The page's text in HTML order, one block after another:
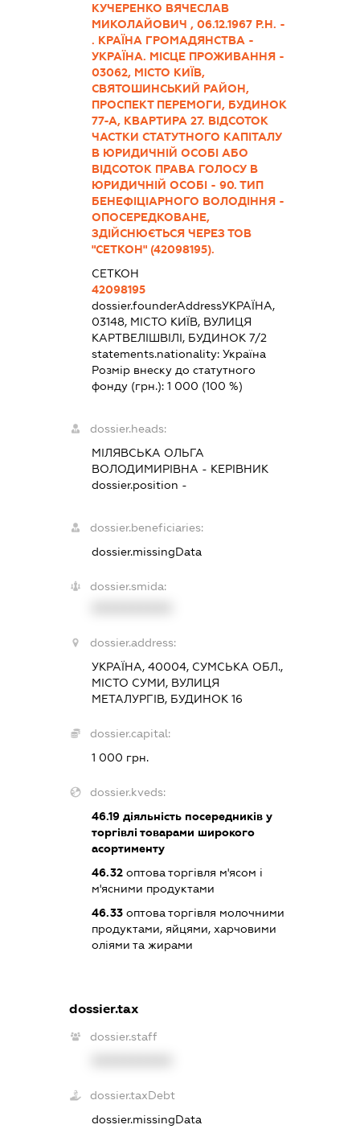
КУЧЕРЕНКО ВЯЧЕСЛАВ
МИКОЛАЙОВИЧ , 06.12.1967 Р.Н. -
. КРАЇНА ГРОМАДЯНСТВА -
УКРАЇНА. МІСЦЕ ПРОЖИВАННЯ -
03062, МІСТО КИЇВ,
СВЯТОШИНСЬКИЙ РАЙОН,
ПРОСПЕКТ ПЕРЕМОГИ, БУДИНОК
77-А, КВАРТИРА 27. ВІДСОТОК
ЧАСТКИ СТАТУТНОГО КАПІТАЛУ
В ЮРИДИЧНІЙ ОСОБІ АБО
ВІДСОТОК ПРАВА ГОЛОСУ В
ЮРИДИЧНІЙ ОСОБІ - 90. ТИП
БЕНЕФІЦІАРНОГО ВОЛОДІННЯ -
ОПОСЕРЕДКОВАНЕ,
ЗДІЙСНЮЄТЬСЯ ЧЕРЕЗ ТОВ
"СЕТКОН" (42098195).
СЕТКОН
42098195
dossier.founderAddressУКРАЇНА,
03148, МІСТО КИЇВ, ВУЛИЦЯ
КАРТВЕЛІШВІЛІ, БУДИНОК 7/2
statements.nationality: Україна
Розмір внеску до статутного
фонду (грн.): 1 000 (100 %)
dossier.heads:
МІЛЯВСЬКА ОЛЬГА
ВОЛОДИМИРІВНА - КЕРІВНИК
dossier.position -
dossier.beneficiaries:
dossier.missingData
dossier.smida:
dossier.address:
УКРАЇНА, 40004, СУМСЬКА ОБЛ.,
МІСТО СУМИ, ВУЛИЦЯ
МЕТАЛУРГІВ, БУДИНОК 16
dossier.capital:
1 000 грн.
dossier.kveds:
46.19діяльність посередників у
торгівлі товарами широкого
асортименту
46.32оптова торгівля м'ясом і
м'ясними продуктами
46.33оптова торгівля молочними
продуктами, яйцями, харчовими
оліями та жирами
dossier.tax
dossier.staff
dossier.taxDebt
dossier.missingData